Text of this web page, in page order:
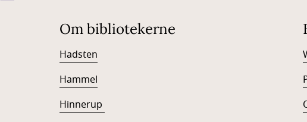
Om bibliotekerne
Hadsten
Hammel
Hinnerup